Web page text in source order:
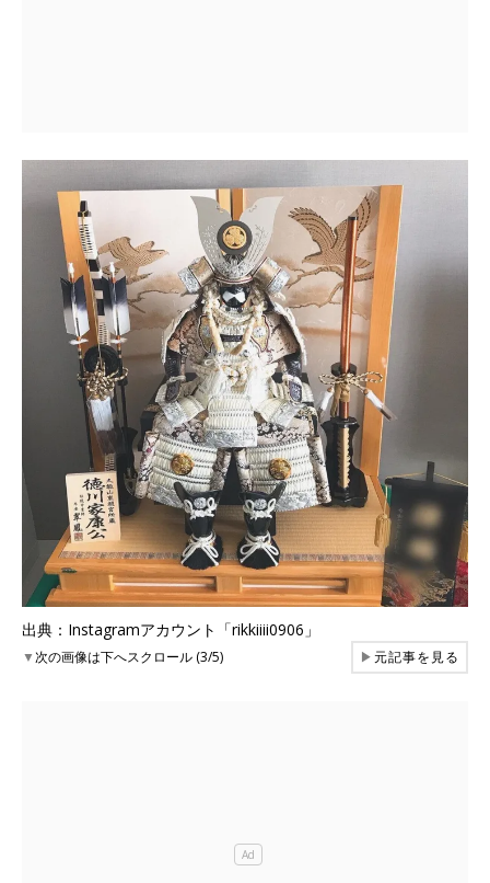
出典：Instagramアカウント「rikkiiii0906」
▼次の画像は下へスクロール (3/5) ▶元記事を見る